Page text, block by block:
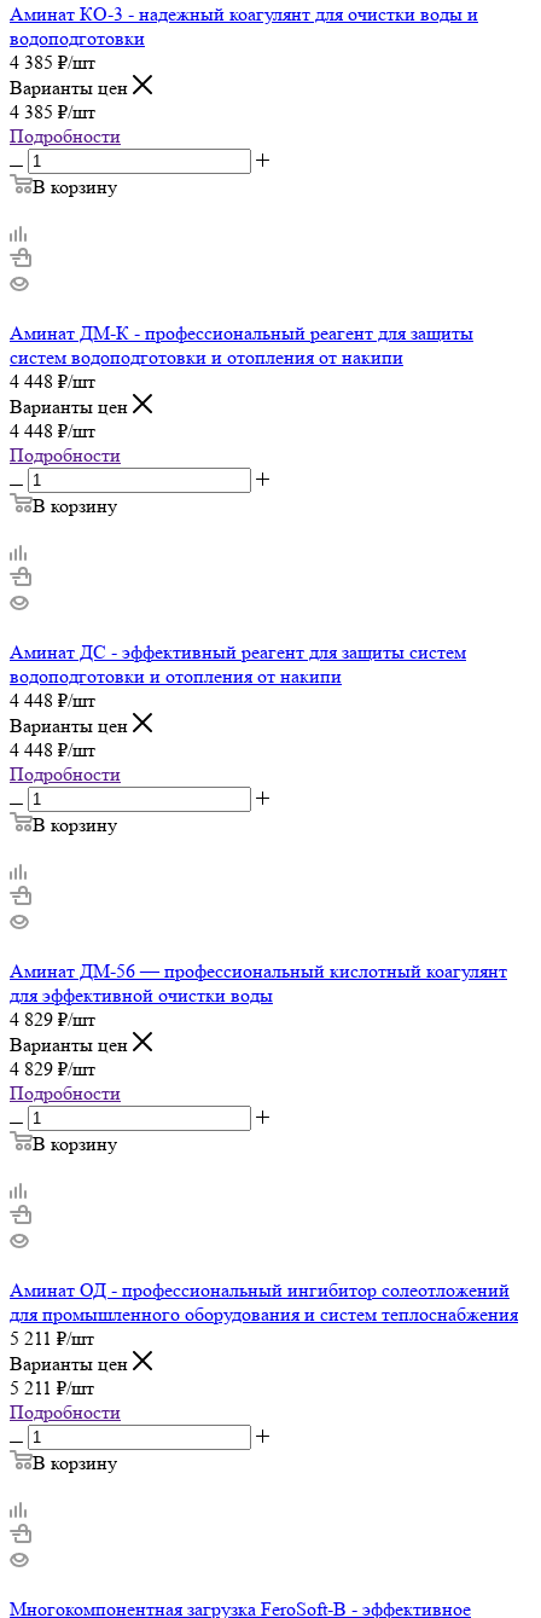
Аминат КО-3 - надежный коагулянт для очистки воды и
водоподготовки
4 385 ₽/шт
Варианты цен
4 385 ₽/шт
Подробности
В корзину
Аминат ДМ-К - профессиональный реагент для защиты
систем водоподготовки и отопления от накипи
4 448 ₽/шт
Варианты цен
4 448 ₽/шт
Подробности
В корзину
Аминат ДС - эффективный реагент для защиты систем
водоподготовки и отопления от накипи
4 448 ₽/шт
Варианты цен
4 448 ₽/шт
Подробности
В корзину
Аминат ДМ-56 — профессиональный кислотный коагулянт
для эффективной очистки воды
4 829 ₽/шт
Варианты цен
4 829 ₽/шт
Подробности
В корзину
Аминат ОД - профессиональный ингибитор солеотложений
для промышленного оборудования и систем теплоснабжения
5 211 ₽/шт
Варианты цен
5 211 ₽/шт
Подробности
В корзину
Многокомпонентная загрузка FeroSoft-B - эффективное